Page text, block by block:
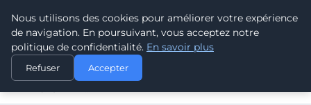
CLIMATE RESPONSE BLOG
ACCUEIL
ENVIRONNEMENT ET DURABILITÉ
LOMBRICOMPOSTEUR FONCTIONNEMENT : COMMENT
Nous utilisons des cookies pour améliorer votre expérience
de navigation. En poursuivant, vous acceptez notre
politique de confidentialité. En savoir plus
Refuser Accepter